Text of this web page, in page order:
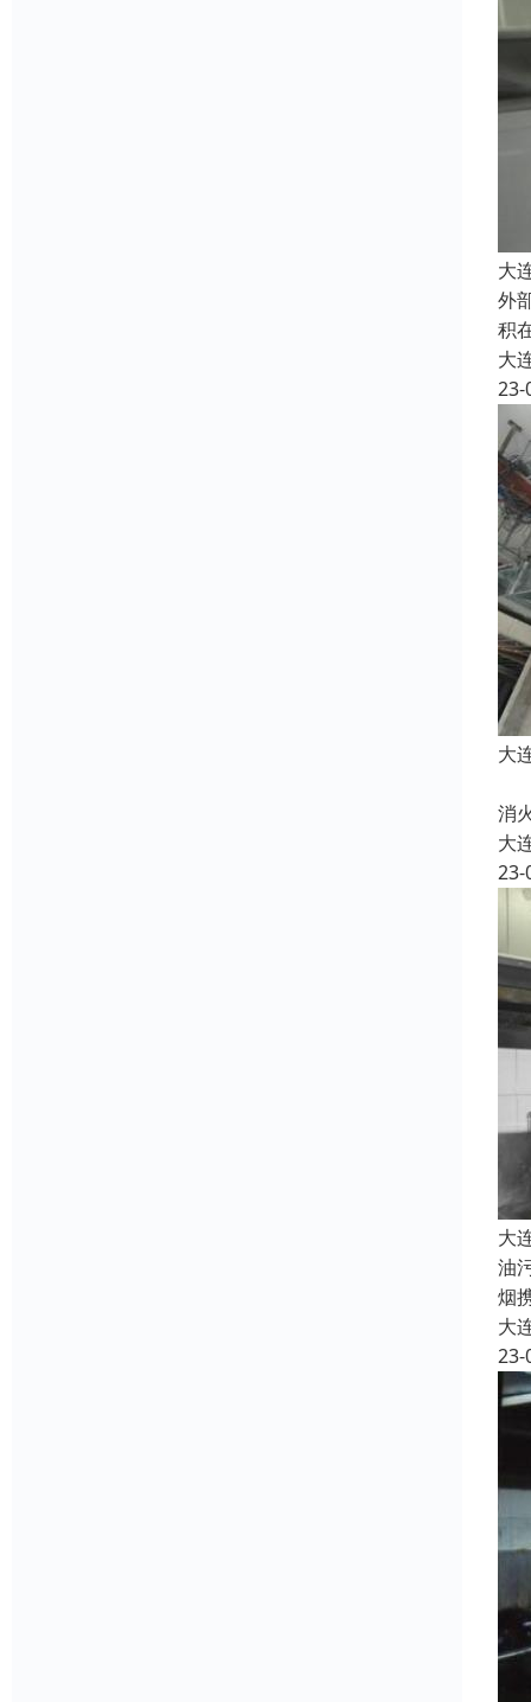
大
外
积
大
23-
大
消
大
23-
大
油
烟
大
23-